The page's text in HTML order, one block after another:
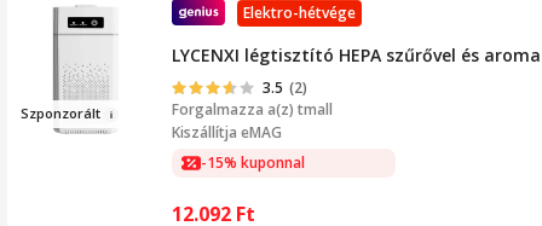
Szponzorált
Elektro-hétvége
LYCENXI légtisztító HEPA szűrővel és
3.5 (2)
Forgalmazza a(z) tmall
Kiszállítja eMAG
-15% kuponnal
12.092 Ft